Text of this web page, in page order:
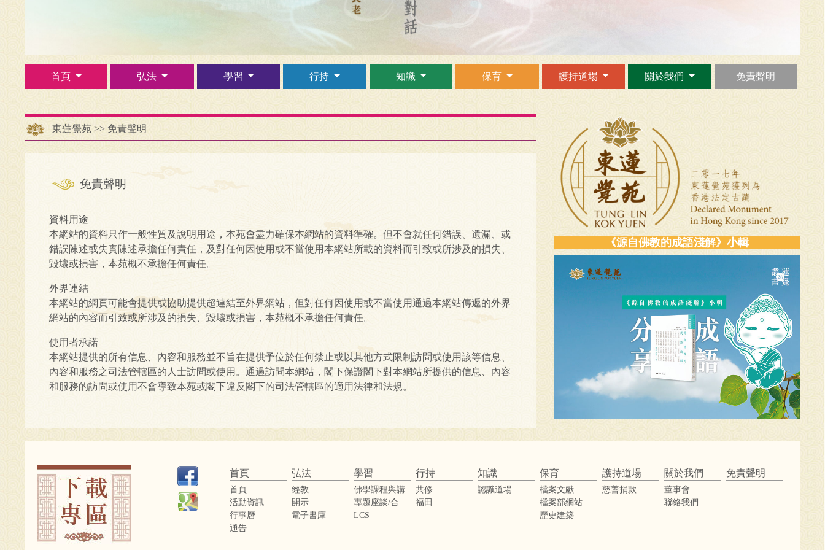
首頁 弘法 學習 行持 知識 保育 護持道場 關於我們 免責聲明
東蓮覺苑 >> 免責聲明
免責聲明
資料用途
本網站的資料只作一般性質及說明用途，本苑會盡力確保本網站的資料準確。但不會就任何錯誤、遺漏、或
錯誤陳述或失實陳述承擔任何責任，及對任何因使用或不當使用本網站所載的資料而引致或所涉及的損失、
毀壞或損害，本苑概不承擔任何責任。
外界連結
本網站的網頁可能會提供或協助提供超連結至外界網站，但對任何因使用或不當使用通過本網站傳遞的外界
網站的內容而引致或所涉及的損失、毀壞或損害，本苑概不承擔任何責任。
使用者承諾
本網站提供的所有信息、內容和服務並不旨在提供予位於任何禁止或以其他方式限制訪問或使用該等信息、
內容和服務之司法管轄區的人士訪問或使用。通過訪問本網站，閣下保證閣下對本網站所提供的信息、內容
和服務的訪問或使用不會導致本苑或閣下違反閣下的司法管轄區的適用法律和法規。
《源自佛教的成語淺解》小輯
首頁
首頁
活動資訊
行事曆
通告
弘法
經教
開示
電子書庫
學習
佛學課程與講
座
專題座談/合
辦活動
LCS
行持
共修
福田
知識
認識道場
保育
檔案文獻
檔案部網站
歷史建築
護持道場
慈善捐款
關於我們
董事會
聯絡我們
免責聲明